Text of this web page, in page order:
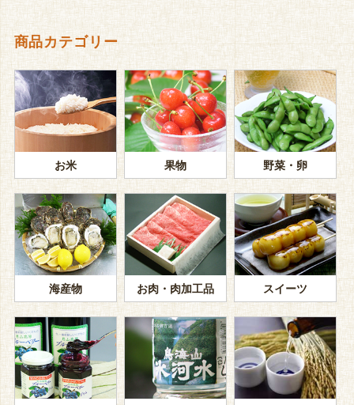
商品カテゴリー
お米 果物 野菜・卵
海産物 お肉・肉加工品 スイーツ